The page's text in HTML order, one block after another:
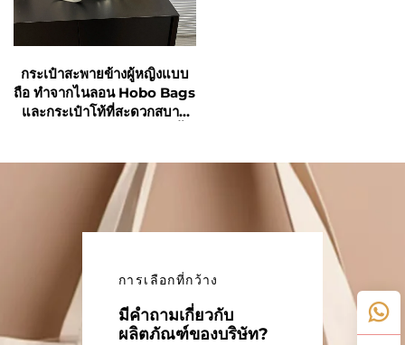
กระเป๋าสะพายข้างผู้หญิงแบบ
ถือ ทำจากไนลอน Hobo Bags
และกระเป๋าโท้ที่สะดวกสบาย
ทาง
การเลือกที่กว้าง
มีคำถามเกี่ยวกับ
ผลิตภัณฑ์ของบริษัท?